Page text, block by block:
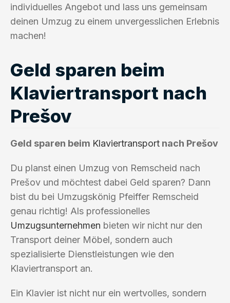
individuelles Angebot und lass uns gemeinsam
deinen Umzug zu einem unvergesslichen Erlebnis
machen!
Geld sparen beim
Klaviertransport nach
Prešov
Geld sparen beim Klaviertransport nach Prešov
Du planst einen Umzug von Remscheid nach
Prešov und möchtest dabei Geld sparen? Dann
bist du bei Umzugskönig Pfeiffer Remscheid
genau richtig! Als professionelles
Umzugsunternehmen bieten wir nicht nur den
Transport deiner Möbel, sondern auch
spezialisierte Dienstleistungen wie den
Klaviertransport an.
Ein Klavier ist nicht nur ein wertvolles, sondern